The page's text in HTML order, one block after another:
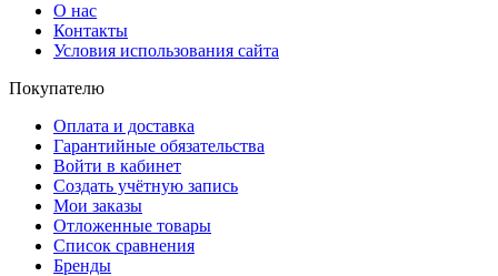
О нас
Контакты
Условия использования сайта
Покупателю
Оплата и доставка
Гарантийные обязательства
Войти в кабинет
Создать учётную запись
Мои заказы
Отложенные товары
Список сравнения
Бренды